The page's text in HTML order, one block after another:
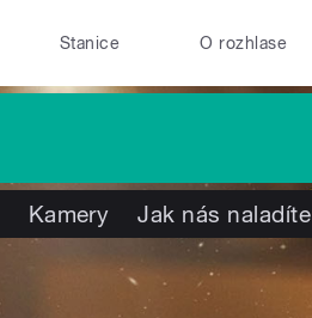
Stanice O rozhlase
Kamery Jak nás naladíte